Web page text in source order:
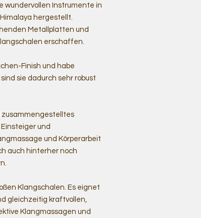
wundervollen Instrumente in
hergestellt.
Metallplatten und
erschaffen.
Finish und habe
sie dadurch sehr robust
zusammengestelltes
und
und Körperarbeit
auch hinterher noch
Klangschalen. Es eignet
gleichzeitig kraftvollen,
Klangmassagen und